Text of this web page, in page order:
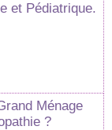
et Pédiatrique.
Ménage
?